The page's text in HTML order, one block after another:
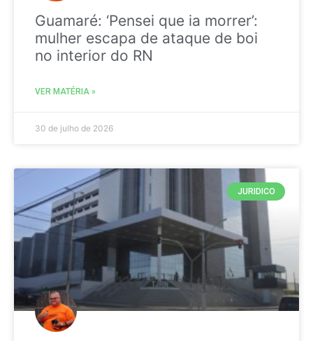
Guamaré: ‘Pensei que ia morrer’:
mulher escapa de ataque de boi
no interior do RN
VER MATÉRIA »
30 de julho de 2026
JURIDICO